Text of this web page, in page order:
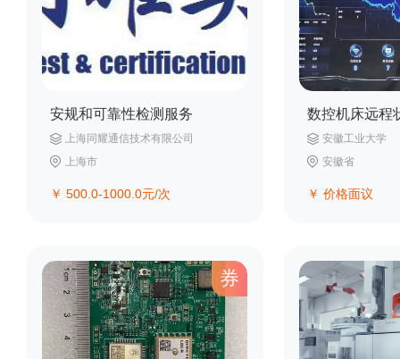
安规和可靠性检测服务
上海同耀通信技术有限公司
上海市
￥ 500.0-1000.0元/次
安徽工业大学
安徽省
￥ 价格面议
券